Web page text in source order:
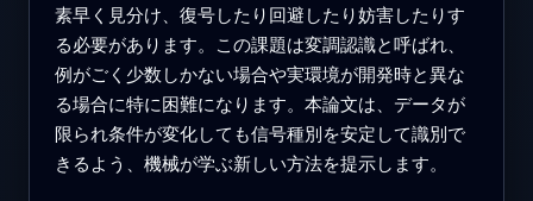
素早く見分け、復号したり回避したり妨害したりす
る必要があります。この課題は変調認識と呼ばれ、
例がごく少数しかない場合や実環境が開発時と異な
る場合に特に困難になります。本論文は、データが
限られ条件が変化しても信号種別を安定して識別で
きるよう、機械が学ぶ新しい方法を提示します。